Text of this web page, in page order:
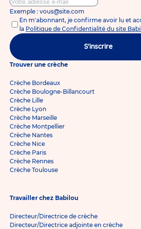
Exemple : vous@site.com
En m'abonnant, je confirme avoir lu et
la Politique de Confidentialité du site
S'inscrire
Trouver une crèche
Crèche Bordeaux
Crèche Boulogne-Billancourt
Crèche Lille
Crèche Lyon
Crèche Marseille
Crèche Montpellier
Crèche Nantes
Crèche Nice
Crèche Paris
Crèche Rennes
Crèche Toulouse
Travailler chez Babilou
Directeur/Directrice de crèche
Directeur/Directrice adjointe en crèche